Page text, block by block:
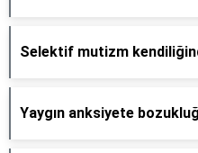
Selektif mutizm
Yaygın anksiyete